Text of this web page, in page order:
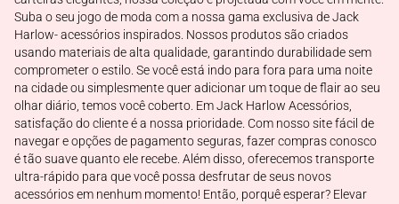
Suba o seu jogo de moda com a nossa gama exclusiva de Jack
Harlow- acessórios inspirados. Nossos produtos são criados
usando materiais de alta qualidade, garantindo durabilidade sem
comprometer o estilo. Se você está indo para fora para uma noite
na cidade ou simplesmente quer adicionar um toque de flair ao seu
olhar diário, temos você coberto. Em Jack Harlow Acessórios,
satisfação do cliente é a nossa prioridade. Com nosso site fácil de
navegar e opções de pagamento seguras, fazer compras conosco
é tão suave quanto ele recebe. Além disso, oferecemos transporte
ultra-rápido para que você possa desfrutar de seus novos
acessórios em nenhum momento! Então, porquê esperar? Elevar